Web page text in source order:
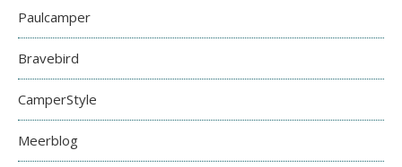
Paulcamper
Bravebird
CamperStyle
Meerblog